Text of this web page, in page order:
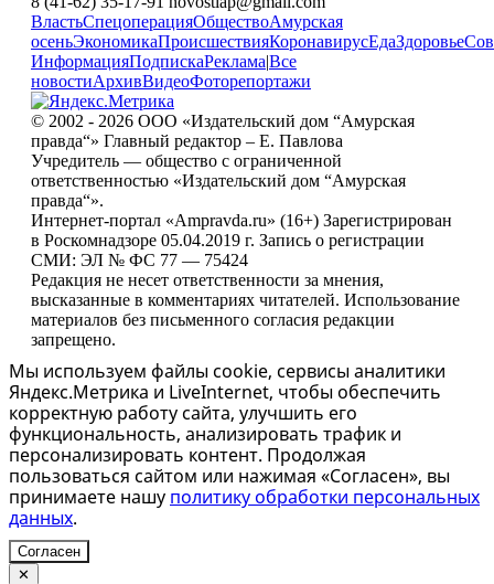
ВластьСпецоперацияОбществоАмурская
осеньЭкономикаПроисшествияКоронавирусЕдаЗдоровье
ИнформацияПодпискаРеклама|Все
новостиАрхивВидеоФоторепортажи
© 2002 - 2026 ООО «Издательский дом “Амурская
правда“» Главный редактор – Е. Павлова
Учредитель — общество с ограниченной
ответственностью «Издательский дом “Амурская
правда“».
Интернет-портал «Ampravda.ru» (16+) Зарегистрирован
в Роскомнадзоре 05.04.2019 г. Запись о регистрации
СМИ: ЭЛ № ФС 77 — 75424
Редакция не несет ответственности за мнения,
высказанные в комментариях читателей. Использование
материалов без письменного согласия редакции
запрещено.
Мы используем файлы cookie, сервисы аналитики
Яндекс.Метрика и LiveInternet, чтобы обеспечить
корректную работу сайта, улучшить его
функциональность, анализировать трафик и
персонализировать контент. Продолжая
пользоваться сайтом или нажимая «Согласен», вы
принимаете нашу политику обработки персональных
данных.
Согласен
✕